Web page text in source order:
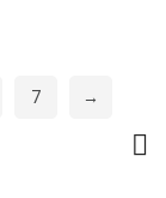
7 →